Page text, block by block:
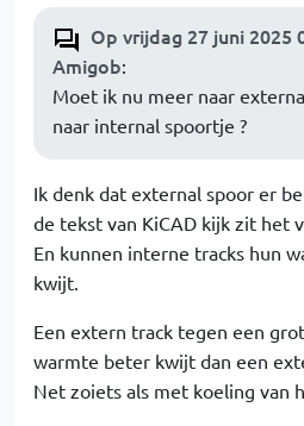
Op vrijdag 27 juni 2025
Amigob:
Moet ik nu meer naar
naar internal spoortje ?
Ik denk dat external spoor er
de tekst van KiCAD kijk zit het
En kunnen interne tracks hun
kwijt.
Een extern track tegen een
warmte beter kwijt dan een
Net zoiets als met koeling van